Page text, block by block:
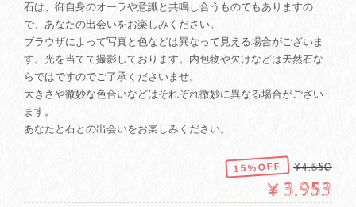
石は、御自身のオーラや意識と共鳴し合うものでもありますの
で、あなたの出会いをお楽しみください。
ブラウザによって写真と色などは異なって見える場合がございま
す。光を当てて撮影しております。内包物や欠けなどは天然石な
らではですのでご了承くださいませ。
大きさや微妙な色合いなどはそれぞれ微妙に異なる場合がござい
ます。
あなたと石との出会いをお楽しみください。
15%OFF ¥4,650
¥3,953